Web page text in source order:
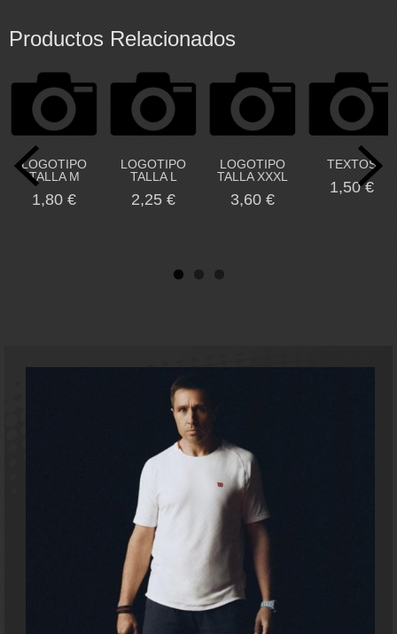
Productos Relacionados
LOGOTIPO
TALLA M
1,80 €
LOGOTIPO
TALLA L
2,25 €
LOGOTIPO
TALLA XXXL
3,60 €
TEXTOS
1,50 €